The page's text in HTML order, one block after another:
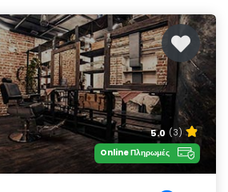
5.0 (3)
Online Πληρωμές